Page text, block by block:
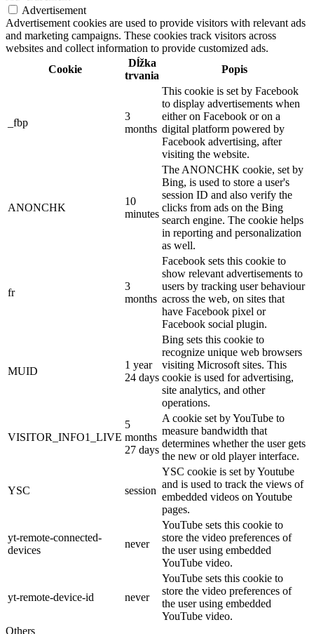
Advertisement
Advertisement cookies are used to provide visitors with relevant ads
and marketing campaigns. These cookies track visitors across
websites and collect information to provide customized ads.
Cookie
Dĺžka
trvania
Popis
_fbp
3
months
This cookie is set by Facebook
to display advertisements when
either on Facebook or on a
digital platform powered by
Facebook advertising, after
visiting the website.
ANONCHK
10
minutes
The ANONCHK cookie, set by
Bing, is used to store a user's
session ID and also verify the
clicks from ads on the Bing
search engine. The cookie helps
in reporting and personalization
as well.
fr
3
months
Facebook sets this cookie to
show relevant advertisements to
users by tracking user behaviour
across the web, on sites that
have Facebook pixel or
Facebook social plugin.
MUID
1 year
24 days
Bing sets this cookie to
recognize unique web browsers
visiting Microsoft sites. This
cookie is used for advertising,
site analytics, and other
operations.
VISITOR_INFO1_LIVE
5
months
27 days
A cookie set by YouTube to
measure bandwidth that
determines whether the user gets
the new or old player interface.
YSC session
YSC cookie is set by Youtube
and is used to track the views of
embedded videos on Youtube
pages.
yt-remote-connected-
devices
never
YouTube sets this cookie to
store the video preferences of
the user using embedded
YouTube video.
yt-remote-device-id never
YouTube sets this cookie to
store the video preferences of
the user using embedded
YouTube video.
Others